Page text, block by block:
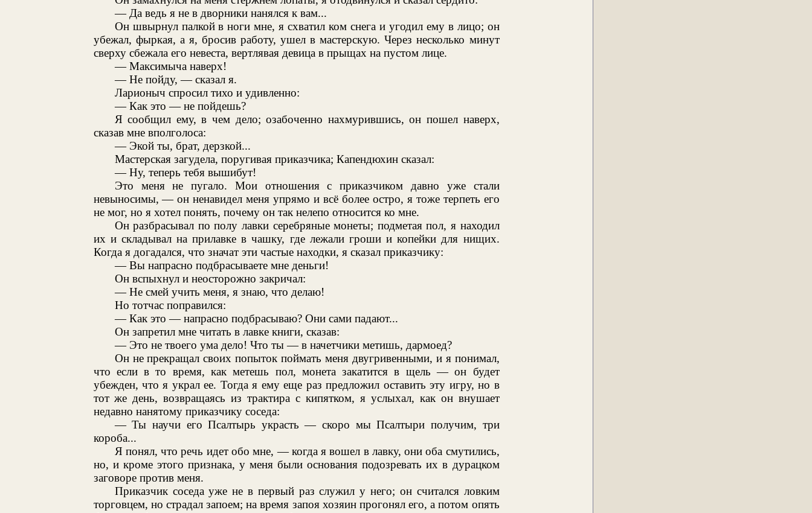
— Да ведь я не в дворники нанялся к вам...
Он швырнул палкой в ноги мне, я схватил ком снега и угодил ему в лицо; он
убежал, фыркая, а я, бросив работу, ушел в мастерскую. Через несколько минут
сверху сбежала его невеста, вертлявая девица в прыщах на пустом лице.
— Максимыча наверх!
— Не пойду, — сказал я.
Ларионыч спросил тихо и удивленно:
— Как это — не пойдешь?
Я сообщил ему, в чем дело; озабоченно нахмурившись, он пошел наверх,
сказав мне вполголоса:
— Экой ты, брат, дерзкой...
Мастерская загудела, поругивая приказчика; Капендюхин сказал:
— Ну, теперь тебя вышибут!
Это меня не пугало. Мои отношения с приказчиком давно уже стали
невыносимы, — он ненавидел меня упрямо и всё более остро, я тоже терпеть его
не мог, но я хотел понять, почему он так нелепо относится ко мне.
Он разбрасывал по полу лавки серебряные монеты; подметая пол, я находил
их и складывал на прилавке в чашку, где лежали гроши и копейки для нищих.
Когда я догадался, что значат эти частые находки, я сказал приказчику:
— Вы напрасно подбрасываете мне деньги!
Он вспыхнул и неосторожно закричал:
— Не смей учить меня, я знаю, что делаю!
Но тотчас поправился:
— Как это — напрасно подбрасываю? Они сами падают...
Он запретил мне читать в лавке книги, сказав:
— Это не твоего ума дело! Что ты — в начетчики метишь, дармоед?
Он не прекращал своих попыток поймать меня двугривенными, и я понимал,
что если в то время, как метешь пол, монета закатится в щель — он будет
убежден, что я украл ее. Тогда я ему еще раз предложил оставить эту игру, но в
тот же день, возвращаясь из трактира с кипятком, я услыхал, как он внушает
недавно нанятому приказчику соседа:
— Ты научи его Псалтырь украсть — скоро мы Псалтыри получим, три
короба...
Я понял, что речь идет обо мне, — когда я вошел в лавку, они оба смутились,
но, и кроме этого признака, у меня были основания подозревать их в дурацком
заговоре против меня.
Приказчик соседа уже не в первый раз служил у него; он считался ловким
торговцем, но страдал запоем; на время запоя хозяин прогонял его, а потом опять